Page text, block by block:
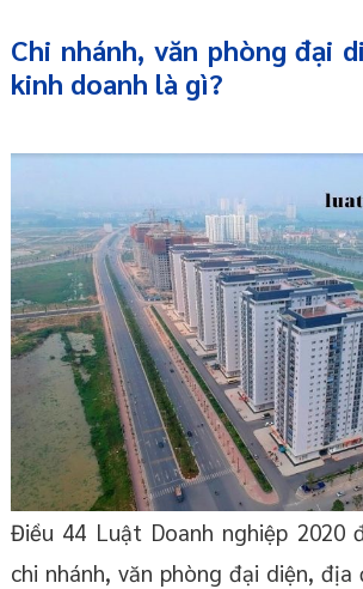
Chi nhánh, văn phòng đại
kinh doanh là gì?
Điều 44 Luật Doanh nghiệp 2020
chi nhánh, văn phòng đại diện, địa